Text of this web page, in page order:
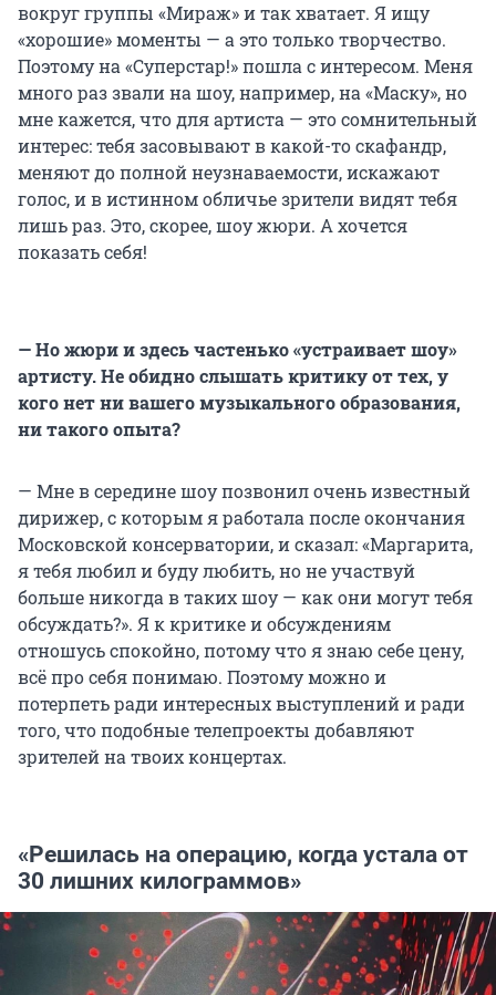
вокруг группы «Мираж» и так хватает. Я ищу
«хорошие» моменты — а это только творчество.
Поэтому на «Суперстар!» пошла с интересом. Меня
много раз звали на шоу, например, на «Маску», но
мне кажется, что для артиста — это сомнительный
интерес: тебя засовывают в какой-то скафандр,
меняют до полной неузнаваемости, искажают
голос, и в истинном обличье зрители видят тебя
лишь раз. Это, скорее, шоу жюри. А хочется
показать себя!
— Но жюри и здесь частенько «устраивает шоу»
артисту. Не обидно слышать критику от тех, у
кого нет ни вашего музыкального образования,
ни такого опыта?
— Мне в середине шоу позвонил очень известный
дирижер, с которым я работала после окончания
Московской консерватории, и сказал: «Маргарита,
я тебя любил и буду любить, но не участвуй
больше никогда в таких шоу — как они могут тебя
обсуждать?». Я к критике и обсуждениям
отношусь спокойно, потому что я знаю себе цену,
всё про себя понимаю. Поэтому можно и
потерпеть ради интересных выступлений и ради
того, что подобные телепроекты добавляют
зрителей на твоих концертах.
«Решилась на операцию, когда устала от
30 лишних килограммов»